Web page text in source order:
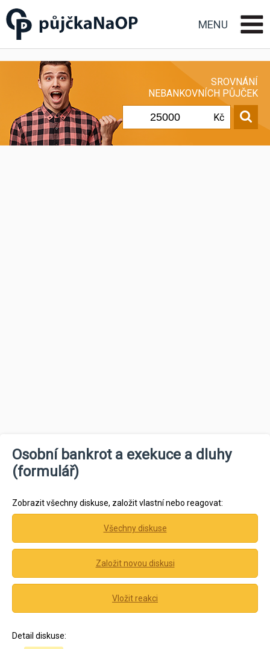
Půjčka na OP občanský
průkaz
MENU
SROVNÁNÍ
NEBANKOVNÍCH PŮJČEK
Kč
Osobní bankrot a exekuce a dluhy
(formulář)
Zobrazit všechny diskuse, založit vlastní nebo reagovat:
Všechny diskuse
Založit novou diskusi
Vložit reakci
Detail diskuse: